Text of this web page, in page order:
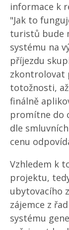
informace k
"Jak to
turistů bude
systému na
příjezdu
zkontrolovat
totožnosti,
finálně
promítne do
dle
cenu
Vzhledem k
projektu,
ubytovacího
zájemce z
systému